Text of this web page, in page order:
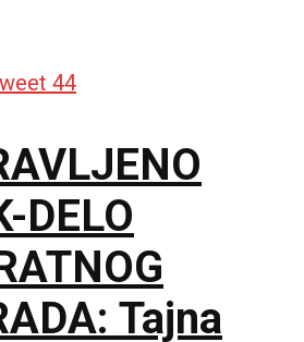
44
DELO
Tajna